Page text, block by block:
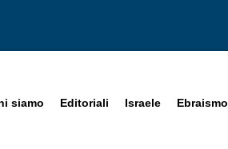
siamo Editoriali Israele Ebraismo